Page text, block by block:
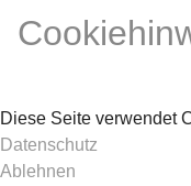
Diese Seite verwendet
Datenschutz
Ablehnen